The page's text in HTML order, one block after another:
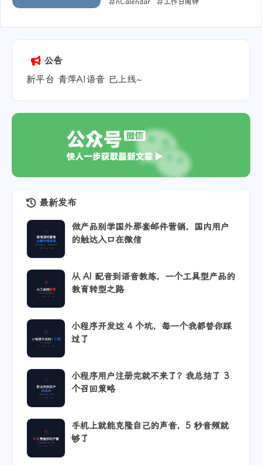
nCalendar 工作日闹钟
公告
新平台 青萍AI语音 已上线~
最新发布
做产品别学国外那套邮件营销，国内用户
的触达入口在微信
从 AI 配音到语音教练，一个工具型产品的
教育转型之路
小程序开发这 4 个坑，每一个我都替你踩
过了
小程序用户注册完就不来了？我总结了 3
个召回策略
手机上就能克隆自己的声音，5 秒音频就
够了